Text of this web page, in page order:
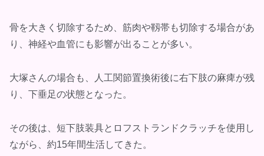
骨を大きく切除するため、筋肉や靱帯も切除する場合があ
り、神経や血管にも影響が出ることが多い。
大塚さんの場合も、人工関節置換術後に右下肢の麻痺が残
り、下垂足の状態となった。
その後は、短下肢装具とロフストランドクラッチを使用し
ながら、約15年間生活してきた。